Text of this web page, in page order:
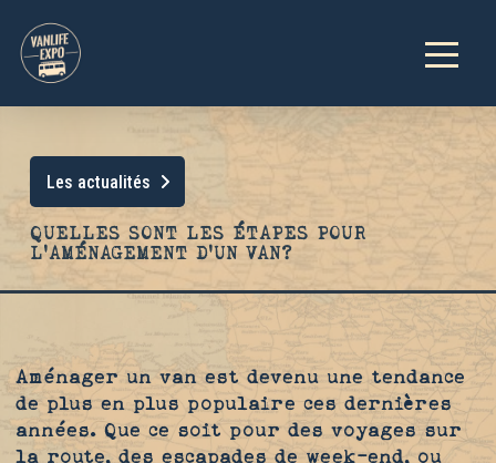
Les actualités
QUELLES SONT LES ÉTAPES POUR
L’AMÉNAGEMENT D’UN VAN?
Aménager un van est devenu une tendance
de plus en plus populaire ces dernières
années. Que ce soit pour des voyages sur
la route, des escapades de week-end, ou